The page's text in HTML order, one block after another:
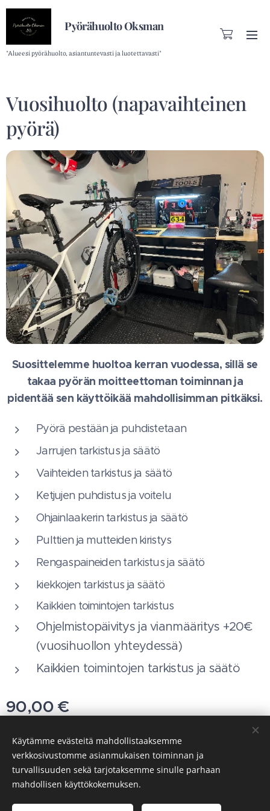
Pyörähuolto Oksman
"Alueesi pyörähuolto, asiantuntevasti ja luotettavasti"
Vuosihuolto (napavaihteinen
pyörä)
Suosittelemme huoltoa kerran vuodessa, sillä se
takaa pyörän moitteettoman toiminnan ja
pidentää sen käyttöikää mahdollisimman pitkäksi.
Pyörä pestään ja puhdistetaan
Jarrujen tarkistus ja säätö
Vaihteiden tarkistus ja säätö
Ketjujen puhdistus ja voitelu
Ohjainlaakerin tarkistus ja säätö
Pulttien ja mutteiden kiristys
Rengaspaineiden tarkistus ja säätö
kiekkojen tarkistus ja säätö
Kaikkien toimintojen tarkistus
Ohjelmistopäivitys ja vianmääritys +20€
(vuosihuollon yhteydessä)
Kaikkien toimintojen tarkistus ja säätö
90,00€
WWW.PYORAHUOLTOOKSMAN.FI Evästeet
Käytämme evästeitä mahdollistaaksemme
verkkosivustomme asianmukaisen toiminnan ja
turvallisuuden sekä tarjotaksemme sinulle parhaan
mahdollisen käyttökokemuksen.